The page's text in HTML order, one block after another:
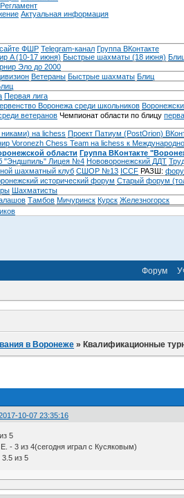
Регламент
Актуальная информация
ФШР Telegram-канал Группа ВКонтакте
A (10-17 июня) Быстрые шахматы (18 июня)
Эло до 2000
Ветераны Быстрые шахматы Блиц
Первая лига
Воронежа среди школьников
ветеранов Чемпионат области по блицу
на lichess Проект Патиум (PostOrion)
Voronezh Chess Team на lichess к
области Группа ВКонтакте
"Эндшпиль" Лицея №4 Нововоронежский ДДТ
шахматный клуб СШОР №13 ICCF РАЗШ:
исторический форум Cтарый форум
Шахматисты
Тамбов Мичуринск Курск Железногорск
Форум
в Воронеже »Квалификационные
10-07 23:35:16
5
- 3 из 4(сегодня играл с Кусяковым)
из 5